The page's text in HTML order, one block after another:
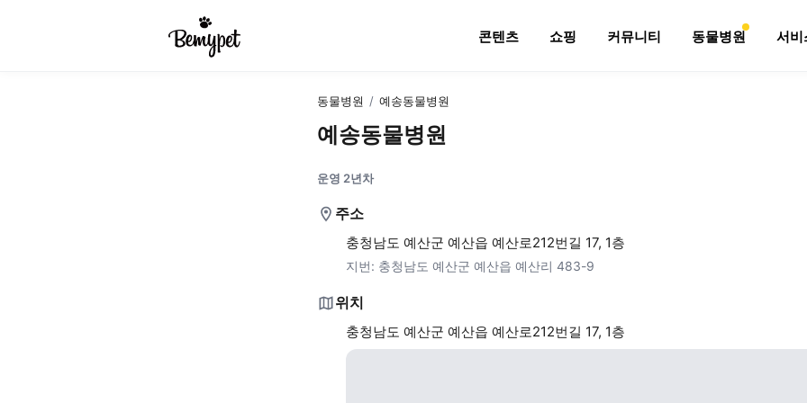
콘텐츠 쇼핑 커뮤니티 동물병원 서비
동물병원 / 예송동물병원
예송동물병원
운영 2년차
주소
충청남도 예산군 예산읍 예산로212번길 17, 1층
지번: 충청남도 예산군 예산읍 예산리 483-9
위치
충청남도 예산군 예산읍 예산로212번길 17, 1층